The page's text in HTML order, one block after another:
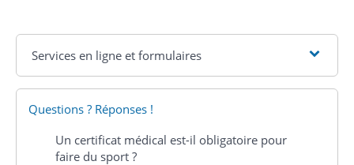
Services en ligne et formulaires
Questions ? Réponses !
Un certificat médical est-il obligatoire pour
faire du sport ?